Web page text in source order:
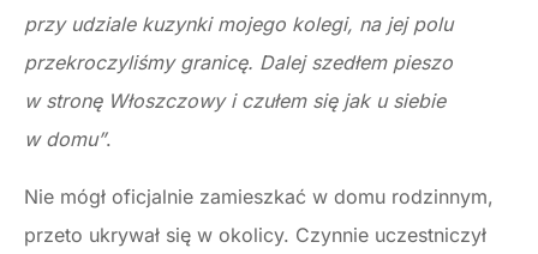
przy udziale kuzynki mojego kolegi, na jej polu
przekroczyliśmy granicę. Dalej szedłem pieszo
w stronę Włoszczowy i czułem się jak u siebie
w domu”.
Nie mógł oficjalnie zamieszkać w domu rodzinnym,
przeto ukrywał się w okolicy. Czynnie uczestniczył